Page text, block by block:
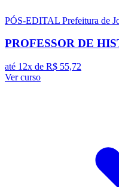
PÓS-EDITAL Prefeitura de
PROFESSOR DE
até 12x de R$ 55,72
Ver curso